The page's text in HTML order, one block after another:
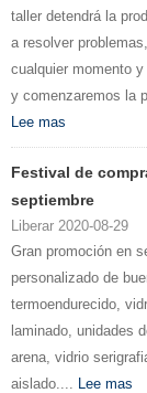
taller detendrá la
a resolver
cualquier momento
y comenzaremos la
Lee mas
Festival de
septiembre
Liberar 2020-08-29
Gran promoción en
personalizado de
termoendurecido,
laminado, unidades
arena, vidrio
aislado.... Lee mas